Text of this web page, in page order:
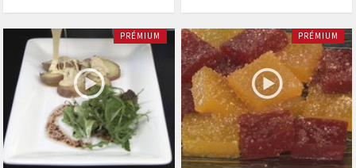
PRÉMIUM PRÉMIUM